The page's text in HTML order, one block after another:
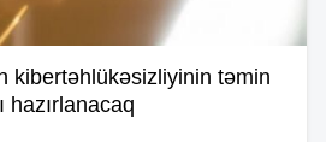
kibertəhlükəsizliyinin təmin
hazırlanacaq